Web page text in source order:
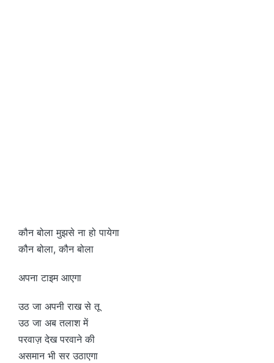
कौन बोला मुझसे ना हो पायेगा
कौन बोला, कौन बोला
अपना टाइम आएगा
उठ जा अपनी राख से तू
उठ जा अब तलाश में
परवाज़ देख परवाने की
असमान भी सर उठाएगा